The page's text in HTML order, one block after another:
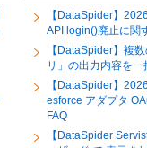
【DataSpider】
API login()廃止に関
【DataSpider】複
リ」の出力内容を
【DataSpider】
esforce アダプタ
FAQ
【DataSpider